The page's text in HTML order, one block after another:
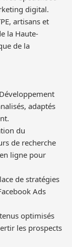
digital.
artisans et
la Haute-
de la
adaptés
du
de recherche
ligne pour
de stratégies
Ads
optimisés
les prospects